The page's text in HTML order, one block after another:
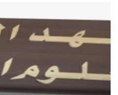
توقيت
الخاصة
بالسداسي
الجامعية
2023/2022